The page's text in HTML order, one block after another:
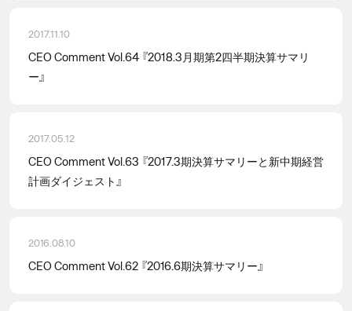
2017.11.10
CEO Comment Vol.64 『2018.3月期第2四半期決算サマリ
ー』
2017.05.12
CEO Comment Vol.63 『2017.3期決算サマリーと新中期経営
計画ダイジェスト』
2016.08.10
CEO Comment Vol.62 『2016.6期決算サマリー』